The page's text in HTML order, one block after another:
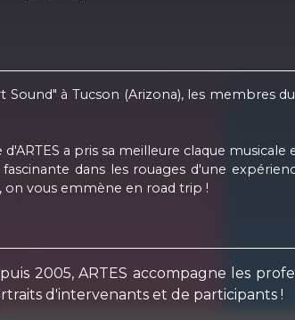
à Tucson (Arizona), les
a pris sa meilleure claque
dans les rouages d'une
on vous emmène en road trip !
2005, ARTES accompagne les
d'intervenants et de participants !